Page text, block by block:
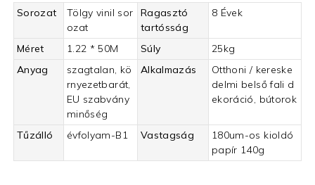
Sorozat
Tölgy vinil sor
ozat
Ragasztó
tartósság
8 Évek
Méret 1.22 * 50M Súly
25kg
Anyag
szagtalan, kö
rnyezetbarát,
EU szabvány
minőség
Alkalmazás
Otthoni / kereske
delmi belső fali d
ekoráció, bútorok
Tűzálló évfolyam-B1 Vastagság
180um-os kioldó
papír 140g